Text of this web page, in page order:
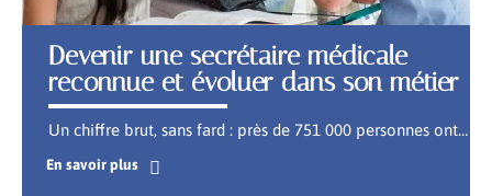
Devenir une secrétaire médicale
reconnue et évoluer dans son métier
Un chiffre brut, sans fard : près de 751 000 personnes ont…
En savoir plus